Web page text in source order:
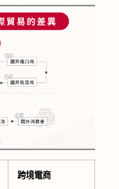
跨境電商